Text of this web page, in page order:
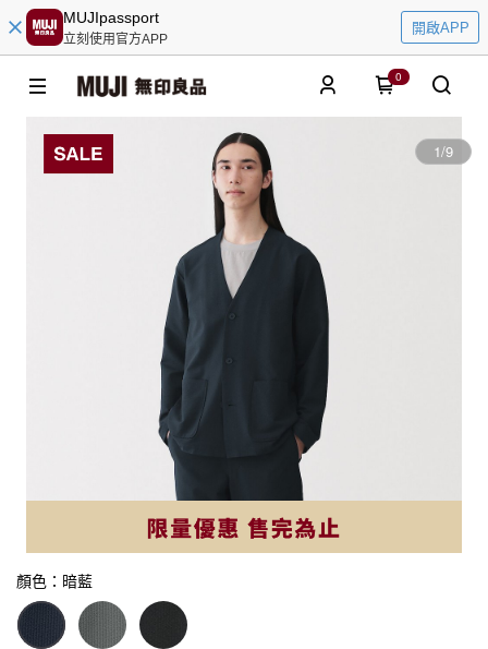
MUJIpassport
立刻使用官方APP
開啟APP
0
1/9
顏色：暗藍